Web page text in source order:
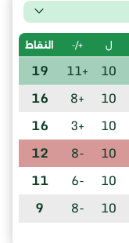
ل +/- النقاط
10
+11
19
10
+8
16
10
+3
16
10
-8
12
10
-6
11
10
-8
9